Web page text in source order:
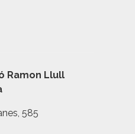
Ramon Llull
585